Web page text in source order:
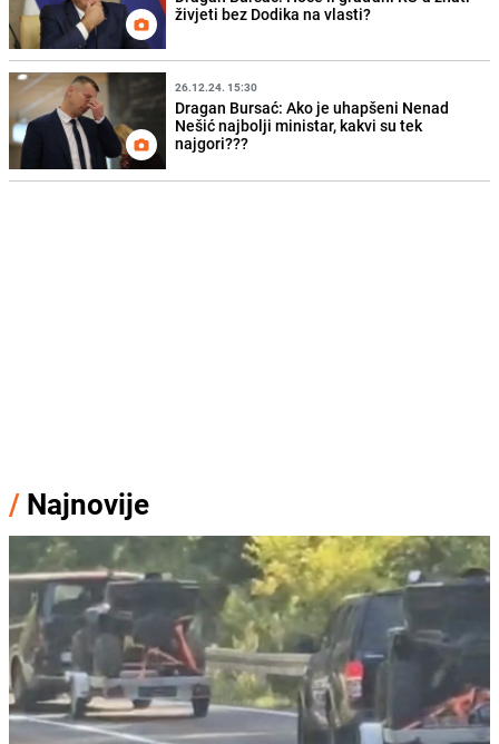
živjeti bez Dodika na vlasti?
26.12.24. 15:30
Dragan Bursać: Ako je uhapšeni Nenad
Nešić najbolji ministar, kakvi su tek
najgori???
/ Najnovije